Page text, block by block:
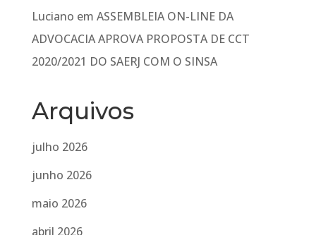
Luciano em ASSEMBLEIA ON-LINE DA
ADVOCACIA APROVA PROPOSTA DE CCT
2020/2021 DO SAERJ COM O SINSA
Arquivos
julho 2026
junho 2026
maio 2026
abril 2026